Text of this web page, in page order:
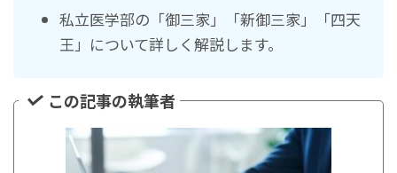
私立医学部の「御三家」「新御三家」「四天
王」について詳しく解説します。
この記事の執筆者